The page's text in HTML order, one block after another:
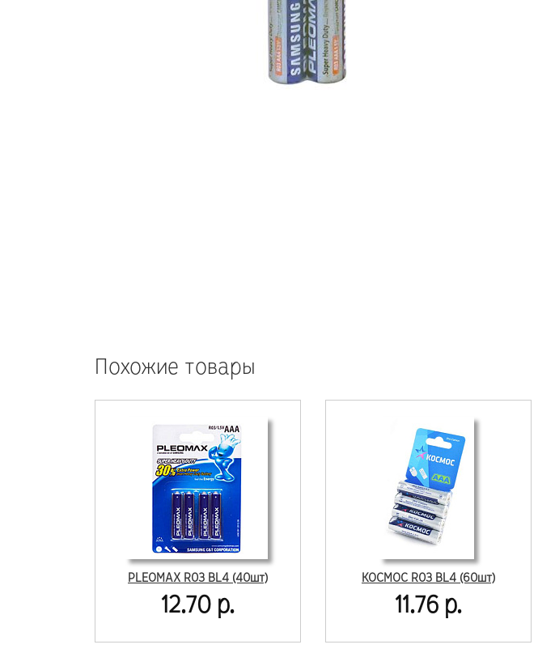
Похожие товары
PLEOMAX R03 BL4 (40шт)
12.70 р.
КОСМОС R03 BL4 (60шт)
11.76 р.